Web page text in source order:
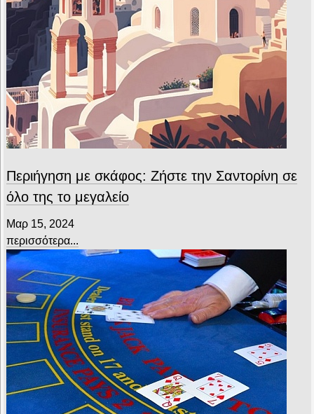
Περιήγηση με σκάφος: Ζήστε την Σαντορίνη σε
όλο της το μεγαλείο
Μαρ 15, 2024
περισσότερα...